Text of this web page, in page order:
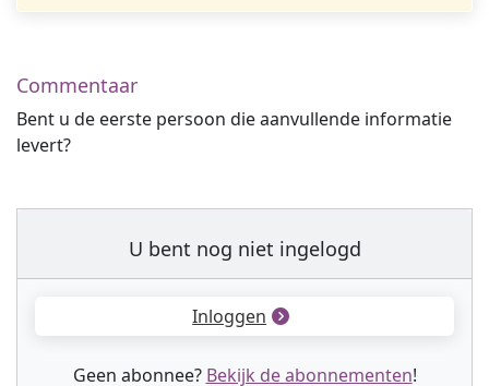
Commentaar
Bent u de eerste persoon die aanvullende informatie
levert?
U bent nog niet ingelogd
Inloggen
Geen abonnee? Bekijk de abonnementen!